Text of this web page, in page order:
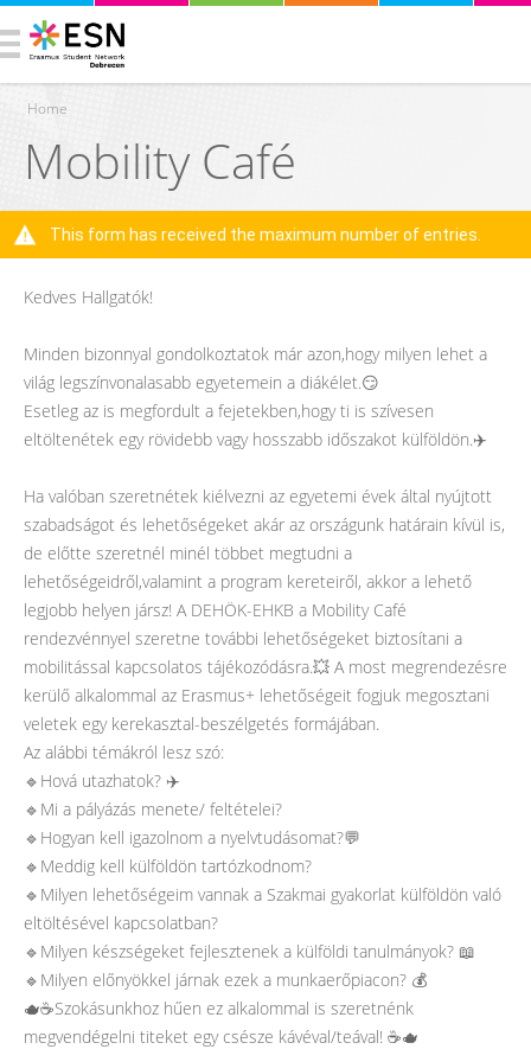
You are here
Home
Mobility Café
This form has received the maximum number of entries.
Kedves Hallgatók!
Minden bizonnyal gondolkoztatok már azon,hogy milyen lehet a
világ legszínvonalasabb egyetemein a diákélet.😏
Esetleg az is megfordult a fejetekben,hogy ti is szívesen
eltöltenétek egy rövidebb vagy hosszabb időszakot külföldön.✈️
Ha valóban szeretnétek kiélvezni az egyetemi évek által nyújtott
szabadságot és lehetőségeket akár az országunk határain kívül is,
de előtte szeretnél minél többet megtudni a
lehetőségeidről,valamint a program kereteiről, akkor a lehető
legjobb helyen jársz! A DEHÖK-EHKB a Mobility Café
rendezvénnyel szeretne további lehetőségeket biztosítani a
mobilitással kapcsolatos tájékozódásra.💥 A most megrendezésre
kerülő alkalommal az Erasmus+ lehetőségeit fogjuk megosztani
veletek egy kerekasztal-beszélgetés formájában.
Az alábbi témákról lesz szó:
🔹️Hová utazhatok? ✈️
🔹️Mi a pályázás menete/ feltételei?
🔹️Hogyan kell igazolnom a nyelvtudásomat?💬
🔹️Meddig kell külföldön tartózkodnom?
🔹️Milyen lehetőségeim vannak a ️Szakmai gyakorlat külföldön való
eltöltésével kapcsolatban?
🔹️Milyen készségeket fejlesztenek a külföldi tanulmányok? 📖
🔹️Milyen előnyökkel járnak ezek a munkaerőpiacon? 💰
🫖☕️Szokásunkhoz hűen ez alkalommal is szeretnénk
megvendégelni titeket egy csésze kávéval/teával! ☕️🫖